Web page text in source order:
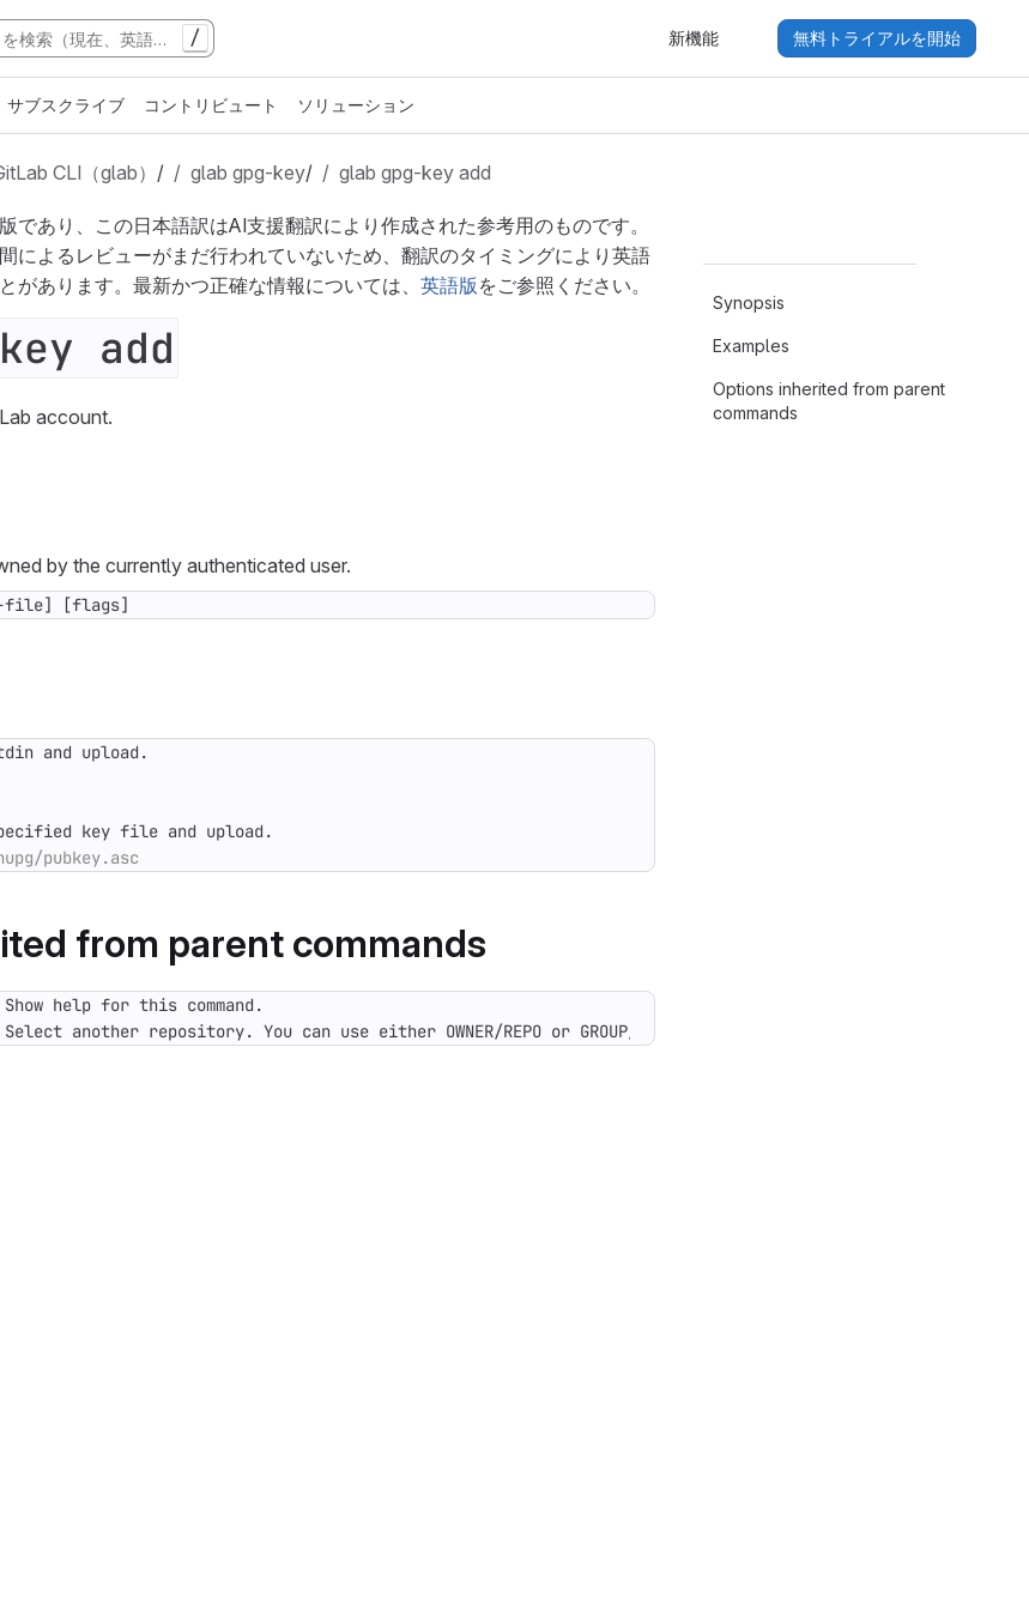
/ 新機能 無料トライアルを開始
サブスクライブ コントリビュート ソリューション
CLI（glab） / glab gpg-key/ glab gpg-key add
であり、この日本語訳はAI支援翻訳により作成された参考用のものです。
によるレビューがまだ行われていないため、翻訳のタイミングにより英語
があります。最新かつ正確な情報については、 英語版 をご参照ください。
add
account.
by the currently authenticated user.
file] [flags]
from parent commands
another repository. You can use either OWNER/REPO or GROUP/NAMESPACE/REPO. The full URL or Git URL
Synopsis
Examples
Options inherited from parent
commands